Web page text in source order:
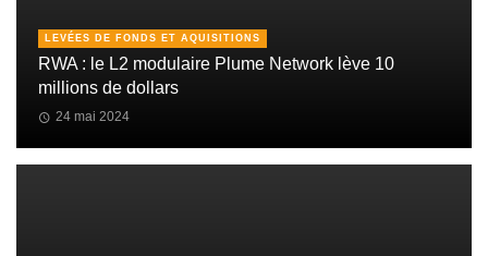
LEVÉES DE FONDS ET AQUISITIONS
RWA : le L2 modulaire Plume Network lève 10
millions de dollars
24 mai 2024